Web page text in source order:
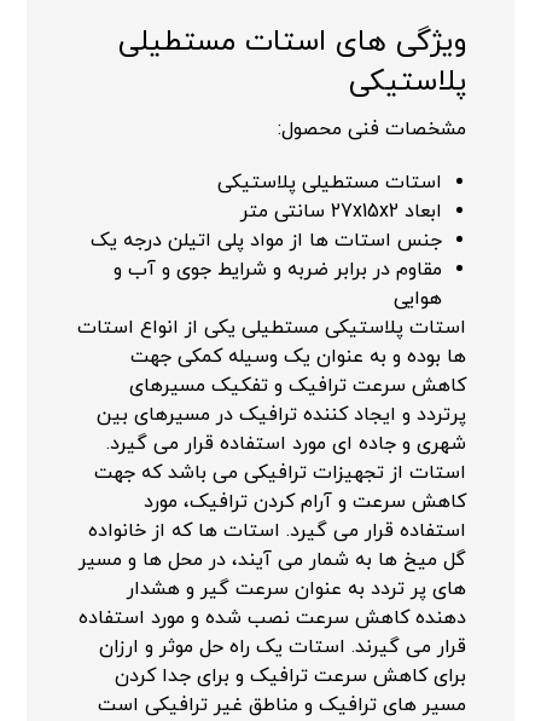
ویژگی های استات مستطیلی
پلاستیکی
مشخصات فنی محصول:
استات مستطیلی پلاستیکی
ابعاد 27x15x2 سانتی متر
جنس استات ها از مواد پلی اتیلن درجه یک
مقاوم در برابر ضربه و شرایط جوی و آب و
هوایی
استات پلاستیکی مستطیلی یکی از انواع استات
ها بوده و به عنوان یک وسیله کمکی جهت
کاهش سرعت ترافیک و تفکیک مسیرهای
پرتردد و ایجاد کننده ترافیک در مسیرهای بین
شهری و جاده ای مورد استفاده قرار می گیرد.
استات از تجهیزات ترافیکی می باشد که جهت
کاهش سرعت و آرام کردن ترافیک، مورد
استفاده قرار می گیرد. استات ها که از خانواده
گل میخ ها به شمار می آیند، در محل ها و مسیر
های پر تردد به عنوان سرعت گیر و هشدار
دهنده کاهش سرعت نصب شده و مورد استفاده
قرار می گیرند. استات یک راه حل موثر و ارزان
برای کاهش سرعت ترافیک و برای جدا کردن
مسیر های ترافیک و مناطق غیر ترافیکی است